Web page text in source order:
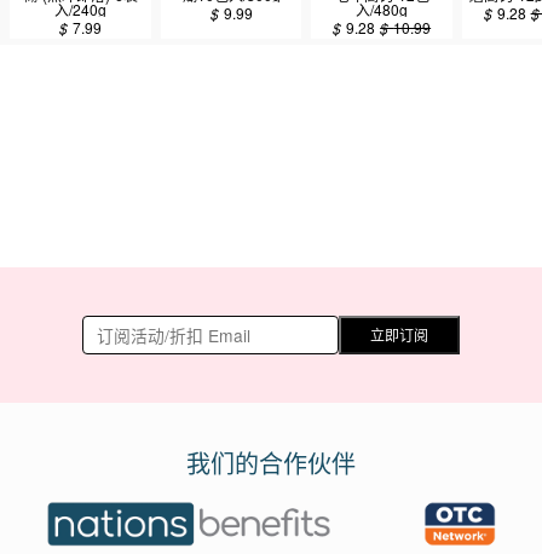
入/240g
$7.99
$ 9.99
入/480g
$9.28 $10.99
$ 9.28
立即订阅
我们的合作伙伴